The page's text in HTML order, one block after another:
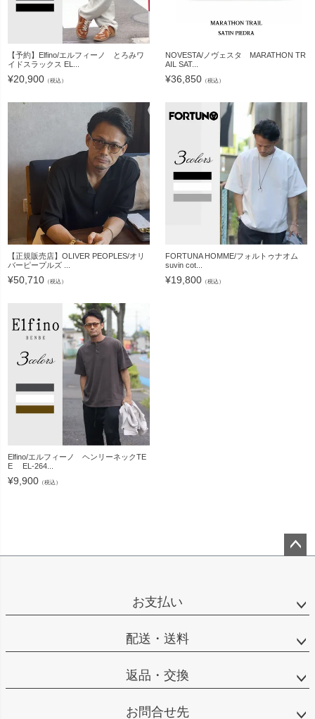
【予約】Elfino/エルフィーノ とろみワ
イドスラックス EL...
¥20,900 （税込）
NOVESTA/ノヴェスタ MARATHON TR
AIL SAT...
¥36,850 （税込）
【正規販売店】OLIVER PEOPLES/オリ
バーピープルズ ...
¥50,710 （税込）
FORTUNA HOMME/フォルトゥナオム
suvin cot...
¥19,800 （税込）
Elfino/エルフィーノ ヘンリーネックTE
E EL-264...
¥9,900 （税込）
お支払い
配送・送料
返品・交換
お問合せ先